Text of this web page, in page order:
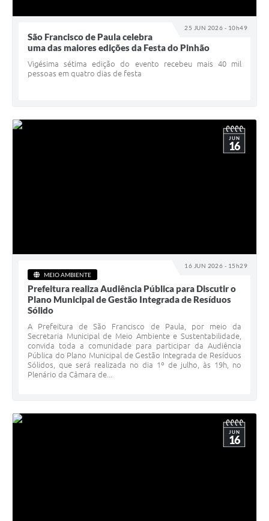
25 JUN 2026 - 10h49
São Francisco de Paula celebra
uma das maiores edições da Festa do Pinhão
Vigésima sétima edição do evento recebeu mais 40 mil
pessoas em quatro dias de festa
16 JUN 2026 - 15h29
JUN
16
MEIO AMBIENTE
Prefeitura realiza Audiência Pública para Discutir o
Plano Municipal de Gestão Integrada de Resíduos
Sólido
A Prefeitura de São Francisco de Paula, por meio da
Secretaria Municipal de Meio Ambiente e Sustentabilidade,
convida toda a comunidade para participar da Audiência
Pública do Plano Municipal de Gestão Integrada de Resíduos
Sólidos, que será realizada no dia 1º de julho, às 19h, no
Plenário da Câmara de...
JUN
16